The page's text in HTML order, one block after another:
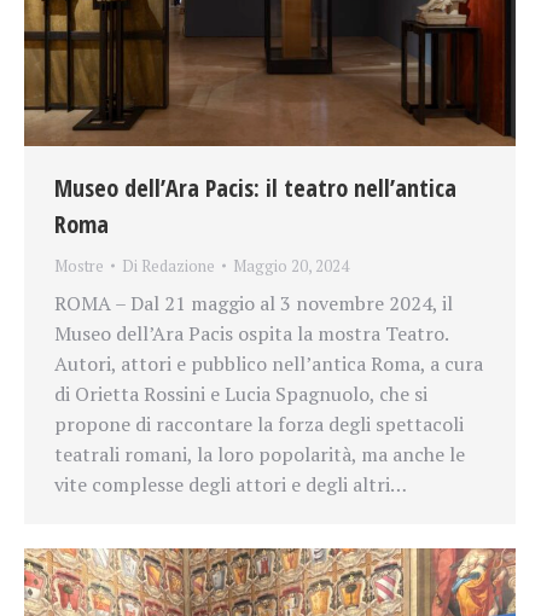
Museo dell’Ara Pacis: il teatro nell’antica
Roma
Mostre Di Redazione Maggio 20, 2024
ROMA – Dal 21 maggio al 3 novembre 2024, il
Museo dell’Ara Pacis ospita la mostra Teatro.
Autori, attori e pubblico nell’antica Roma, a cura
di Orietta Rossini e Lucia Spagnuolo, che si
propone di raccontare la forza degli spettacoli
teatrali romani, la loro popolarità, ma anche le
vite complesse degli attori e degli altri…